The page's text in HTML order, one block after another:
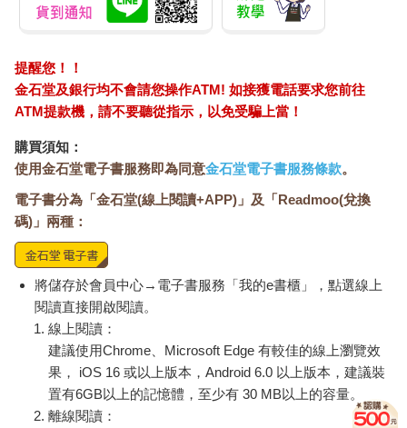
提醒您！！
金石堂及銀行均不會請您操作ATM! 如接獲電話要求您前往
ATM提款機，請不要聽從指示，以免受騙上當！
購買須知：
使用金石堂電子書服務即為同意金石堂電子書服務條款。
電子書分為「金石堂(線上閱讀+APP)」及「Readmoo(兌換
碼)」兩種：
將儲存於會員中心→電子書服務「我的e書櫃」，點選線上
閱讀直接開啟閱讀。
線上閱讀：
建議使用Chrome、Microsoft Edge 有較佳的線上瀏覽效
果， iOS 16 或以上版本，Android 6.0 以上版本，建議裝
置有6GB以上的記憶體，至少有 30 MB以上的容量。
離線閱讀：